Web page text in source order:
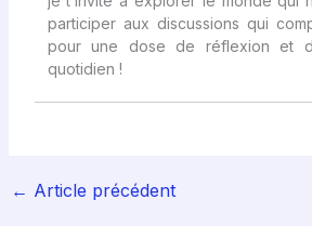
participer aux discussions qui
pour une dose de réflexion et
quotidien !
← Article précédent